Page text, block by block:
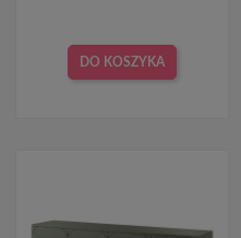
DO KOSZYKA